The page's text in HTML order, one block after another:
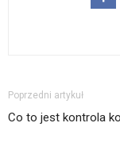
Poprzedni artykuł
Co to jest kontrola